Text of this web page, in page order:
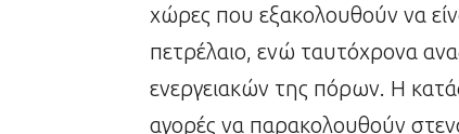
χώρες που εξακολουθούν να
πετρέλαιο, ενώ ταυτόχρονα
ενεργειακών της πόρων. Η
αγορές να παρακολουθούν στενά